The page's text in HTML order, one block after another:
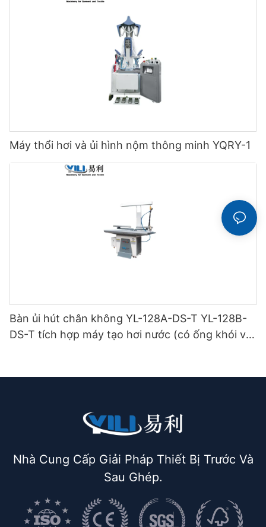
Máy thổi hơi và ủi hình nộm thông minh YQRY-1
Bàn ủi hút chân không YL-128A-DS-T YL-128B-
DS-T tích hợp máy tạo hơi nước (có ống khói và
Nhà Cung Cấp Giải Pháp Thiết Bị Trước Và
Sau Ghép.